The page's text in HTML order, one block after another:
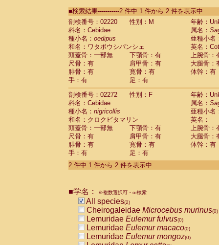
CebidaeSaguinus labiatus(0)
Cebidae Saguinus leucopus (0)
Cebidae
Cebidae
CebidaeSaguinus nigricollis (1)
Cebidae Saguinus oedipus
Cebidae Saguinus weddelli
Cebidae Saguinusspp.
Cebidae Aotus trivirgatus
Cebidae Cebus albifrons
Cebidae
CebidaeCebus capucinus
CebidaeCebus nigrivittatus
Cebidae Cebusspp.(0)
Cebidae Saimiri boliviensis
Cebidae Saimiri sciureus
Atelidae Alouatta caraya
AtelidaeAlouatta fusca
AtelidaeAlouatta seniculus
AtelidaeAteles belzebuth
AtelidaeAteles geoffroyi
AtelidaeAteles paniscus(0)
AtelidaeAtelesspp. (0)
AtelidaeLagothrix lagothricha
AtelidaeLagothrix lagothricha cana
PitheciidaeCacajao calvus
■検索結果-----------2 件中 1 件から 2 件を表示中
剖検番号：02220
性別：M
年齢：
科名：Cebidae
属名：
種小名： oedipus
亜種小名
和名：ワタボウシパンシェ
英名：
頭蓋骨：一部無
下顎骨：有
上腕骨：
尺骨：有
肩甲骨：有
大腿骨：
腓骨：有
寛骨：有
体幹：有
手：有
足：有
剖検番号：02272
性別：F
年齢：
科名：Cebidae
属名：
種小名： nigricollis
亜種小名
和名：クロクビタマリン
英名：
頭蓋骨：一部無
下顎骨：有
上腕骨：
尺骨：有
肩甲骨：有
大腿骨：
腓骨：有
寛骨：有
体幹：有
手：有
足：有
2 件中 1 件から 2 件を表示中
■学名： ※複数選択可・or検索
All species(2)
Cheirogaleidae Microcebus murinus(0)
Lemuridae Eulemur fulvus(0)
Lemuridae Eulemur macaco(0)
Lemuridae Eulemur mongoz(0)